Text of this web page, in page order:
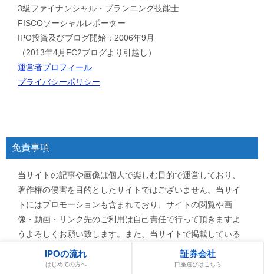
3級ファイナンシャル・プランニング技能士
FISCOソーシャルレポーター
IPO投資及びブログ開始：2006年9月
（2013年4月FC2ブログより引越し）
運営者プロフィール
プライバシーポリシー
免責事項
当サイトの記事や画像は個人で楽しむ目的で運営しており、
著作権の侵害を目的としたサイトではございません。当サイ
トにはプロモーションも含まれており、サイトの閲覧や画
像・動画・リンク先のご利用は自己責任で行って頂きますよ
うよろしくお願い致します。また、当サイトで掲載している
記事・画像・動画等の著作権または肖像権は各権利所有者様
に帰属致します。万が一、不適切な記事・画像・動画等がご
IPOの流れ
はじめての方へ
証券会社
口座選びはこちら